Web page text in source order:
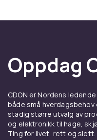
Oppdag
CDON er Nordens
både små
stadig større utvalg av
og elektronikk til hage,
Ting for livet, rett og slett.